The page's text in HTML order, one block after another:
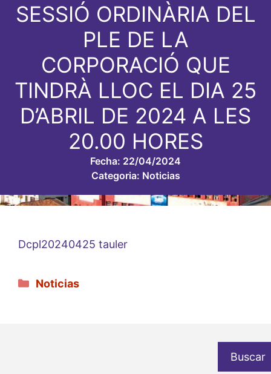
SESSIÓ ORDINÀRIA DEL
PLE DE LA
CORPORACIÓ QUE
TINDRÀ LLOC EL DIA 25
D’ABRIL DE 2024 A LES
20.00 HORES
Fecha: 22/04/2024
Categoria: Noticias
Dcpl20240425 tauler
Categorías
Noticias
Buscar